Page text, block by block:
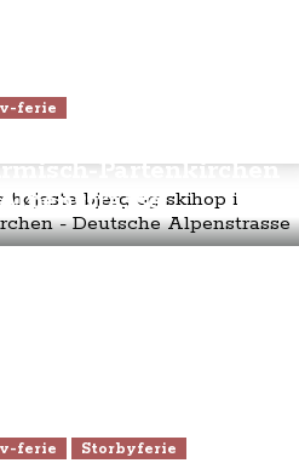
ferie
Partenkirchen
ferie Storbyferie